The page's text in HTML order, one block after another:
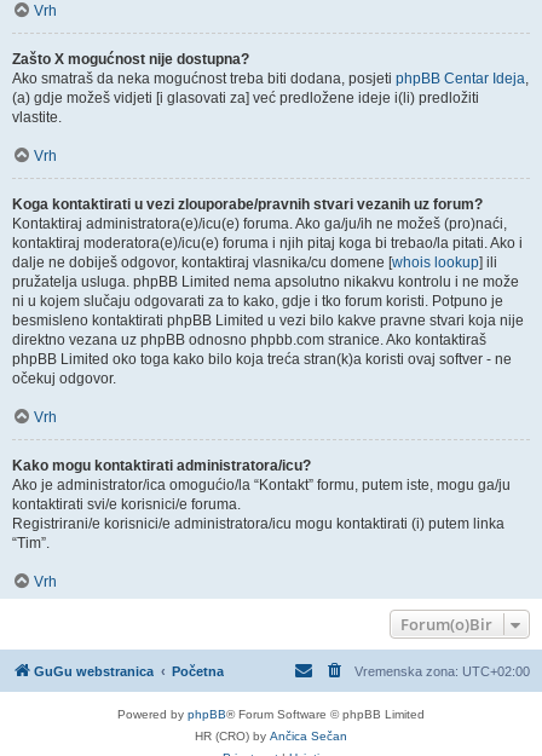
Vrh
Zašto X mogućnost nije dostupna?
Ako smatraš da neka mogućnost treba biti dodana, posjeti phpBB Centar Ideja,
(a) gdje možeš vidjeti [i glasovati za] već predložene ideje i(li) predložiti
vlastite.
Vrh
Koga kontaktirati u vezi zlouporabe/pravnih stvari vezanih uz forum?
Kontaktiraj administratora(e)/icu(e) foruma. Ako ga/ju/ih ne možeš (pro)naći,
kontaktiraj moderatora(e)/icu(e) foruma i njih pitaj koga bi trebao/la pitati. Ako i
dalje ne dobiješ odgovor, kontaktiraj vlasnika/cu domene [whois lookup] ili
pružatelja usluga. phpBB Limited nema apsolutno nikakvu kontrolu i ne može
ni u kojem slučaju odgovarati za to kako, gdje i tko forum koristi. Potpuno je
besmisleno kontaktirati phpBB Limited u vezi bilo kakve pravne stvari koja nije
direktno vezana uz phpBB odnosno phpbb.com stranice. Ako kontaktiraš
phpBB Limited oko toga kako bilo koja treća stran(k)a koristi ovaj softver - ne
očekuj odgovor.
Vrh
Kako mogu kontaktirati administratora/icu?
Ako je administrator/ica omogućio/la “Kontakt” formu, putem iste, mogu ga/ju
kontaktirati svi/e korisnici/e foruma.
Registrirani/e korisnici/e administratora/icu mogu kontaktirati (i) putem linka
“Tim”.
Vrh
Forum(o)Bir
GuGu webstranica Početna Vremenska zona: UTC+02:00
Powered by phpBB® Forum Software © phpBB Limited
HR (CRO) by Ančica Sečan